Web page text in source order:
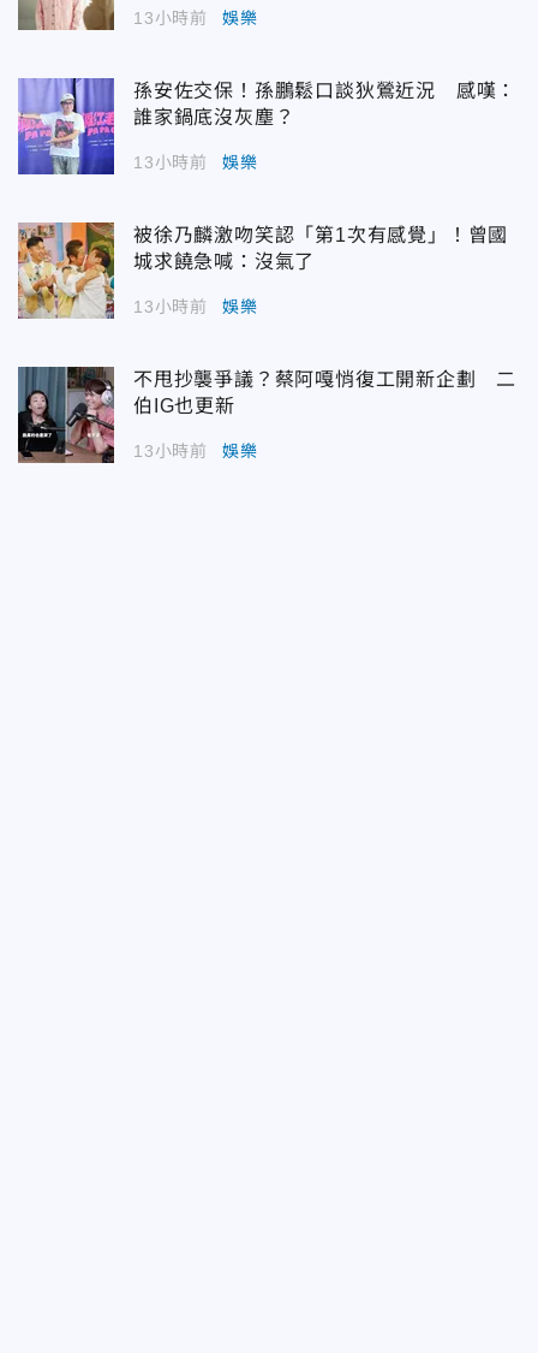
13小時前 娛樂
孫安佐交保！孫鵬鬆口談狄鶯近況 感嘆：
誰家鍋底沒灰塵？
13小時前 娛樂
被徐乃麟激吻笑認「第1次有感覺」！曾國
城求饒急喊：沒氣了
13小時前 娛樂
不甩抄襲爭議？蔡阿嘎悄復工開新企劃 二
伯IG也更新
13小時前 娛樂